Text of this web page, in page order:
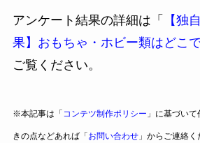
アンケート結果の詳細は「
【独
果】おもちゃ・ホビー類はどこ
ご覧ください。
※本記事は「 コンテツ制作ポリシー 」に基づい
きの点などあれば「お問い合わせ」からご連絡く